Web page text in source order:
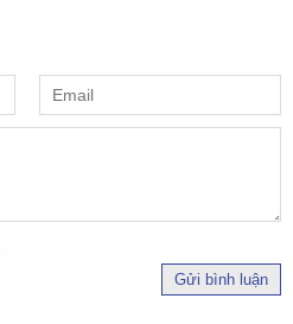
Gửi bình luận